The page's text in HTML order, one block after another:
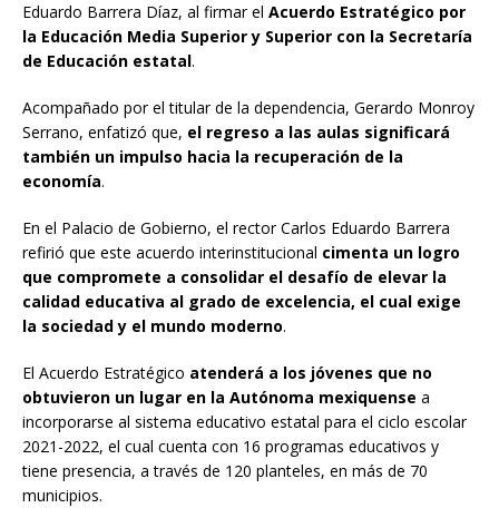
Eduardo Barrera Díaz, al firmar el Acuerdo Estratégico por
la Educación Media Superior y Superior con la Secretaría
de Educación estatal.
Acompañado por el titular de la dependencia, Gerardo Monroy
Serrano, enfatizó que, el regreso a las aulas significará
también un impulso hacia la recuperación de la
economía.
En el Palacio de Gobierno, el rector Carlos Eduardo Barrera
refirió que este acuerdo interinstitucional cimenta un logro
que compromete a consolidar el desafío de elevar la
calidad educativa al grado de excelencia, el cual exige
la sociedad y el mundo moderno.
El Acuerdo Estratégico atenderá a los jóvenes que no
obtuvieron un lugar en la Autónoma mexiquense a
incorporarse al sistema educativo estatal para el ciclo escolar
2021-2022, el cual cuenta con 16 programas educativos y
tiene presencia, a través de 120 planteles, en más de 70
municipios.